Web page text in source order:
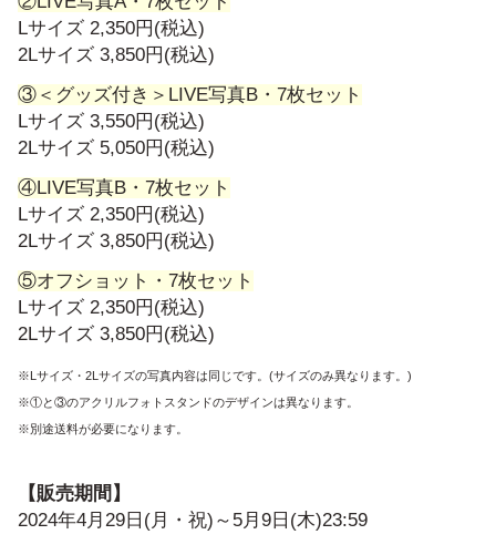
Lサイズ 2,350円(税込)
2Lサイズ 3,850円(税込)
③＜グッズ付き＞LIVE写真B・7枚セット
Lサイズ 3,550円(税込)
2Lサイズ 5,050円(税込)
④LIVE写真B・7枚セット
Lサイズ 2,350円(税込)
2Lサイズ 3,850円(税込)
⑤オフショット・7枚セット
Lサイズ 2,350円(税込)
2Lサイズ 3,850円(税込)
※Lサイズ・2Lサイズの写真内容は同じです。(サイズのみ異なります。)
※①と③のアクリルフォトスタンドのデザインは異なります。
※別途送料が必要になります。
【販売期間】
2024年4月29日(月・祝)～5月9日(木)23:59